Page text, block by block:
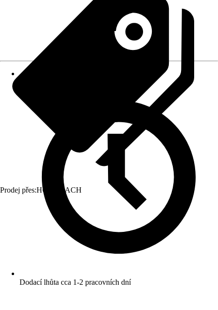
Prodej přes:HORNBACH
Dodací lhůta cca 1-2 pracovních dní